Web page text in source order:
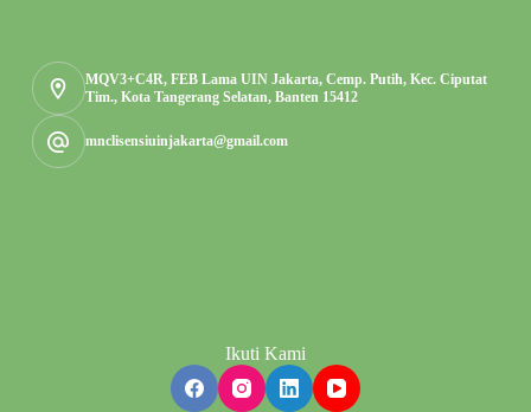
MQV3+C4R, FEB Lama UIN Jakarta, Cemp. Putih, Kec. Ciputat
Tim., Kota Tangerang Selatan, Banten 15412
mnclisensiuinjakarta@gmail.com
Ikuti Kami